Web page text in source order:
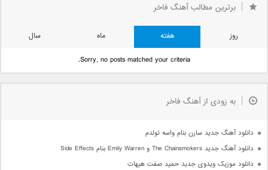
برترین مطالب آهنگ فاخر
روز هفته ماه
سال
Sorry, no posts matched your criteria.
به زودی از آهنگ فاخر
دانلود آهنگ جدید سارن بنام واسه تولدم
دانلود آهنگ جدید The Chainsmokers و Emily Warren بنام Side Effects
دانلود موزیک ویدوی جدید حمید صفت هیهات